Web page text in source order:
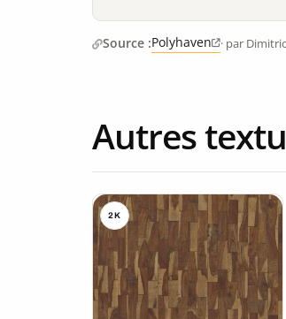
Source :Polyhaven · par
Autres
2K